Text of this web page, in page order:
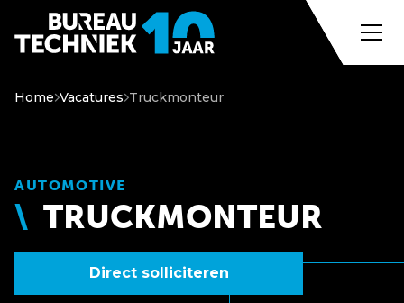
Home Vacatures Truckmonteur
AUTOMOTIVE
TRUCKMONTEUR
Direct solliciteren